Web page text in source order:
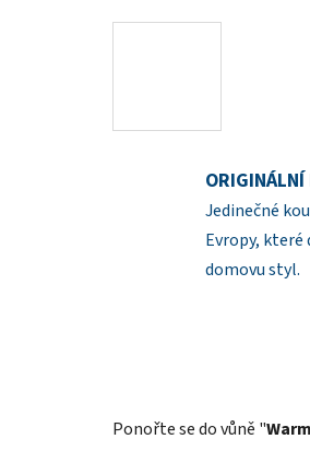
Jedinečné
Evropy, které
domovu styl.
Ponořte se do vůně "